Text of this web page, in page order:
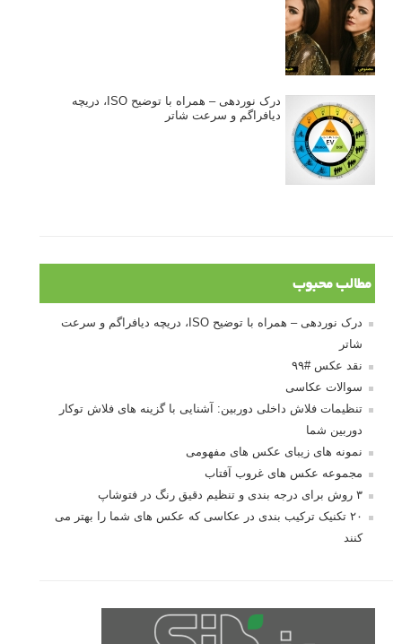
درک نوردهی – همراه با توضیح ISO، دریچه
دیافراگم و سرعت شاتر
مطالب محبوب
درک نوردهی – همراه با توضیح ISO، دریچه دیافراگم و سرعت
شاتر
نقد عکس #۹۹
سوالات عکاسی
تنظیمات فلاش داخلی دوربین: آشنایی با گزینه های فلاش توکار
دوربین شما
نمونه های زیبای عکس های مفهومی
مجموعه عکس های غروب آفتاب
۳ روش برای درجه بندی و تنظیم دقیق رنگ در فتوشاپ
۲۰ تکنیک ترکیب بندی در عکاسی که عکس های شما را بهتر می
کنند